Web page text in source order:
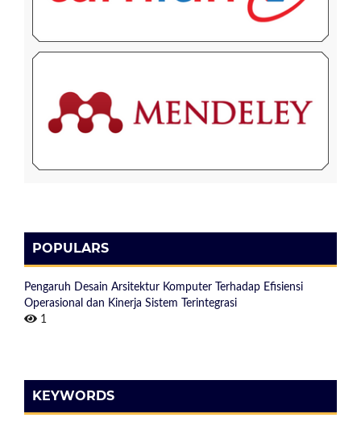
POPULARS
Pengaruh Desain Arsitektur Komputer Terhadap Efisiensi
Operasional dan Kinerja Sistem Terintegrasi
1
KEYWORDS